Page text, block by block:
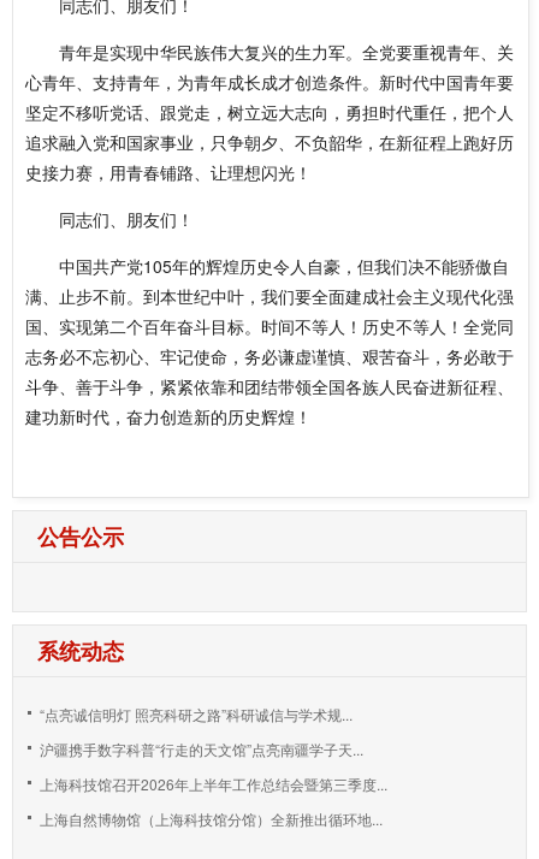
同志们、朋友们！
青年是实现中华民族伟大复兴的生力军。全党要重视青年、关
心青年、支持青年，为青年成长成才创造条件。新时代中国青年要
坚定不移听党话、跟党走，树立远大志向，勇担时代重任，把个人
追求融入党和国家事业，只争朝夕、不负韶华，在新征程上跑好历
史接力赛，用青春铺路、让理想闪光！
同志们、朋友们！
中国共产党105年的辉煌历史令人自豪，但我们决不能骄傲自
满、止步不前。到本世纪中叶，我们要全面建成社会主义现代化强
国、实现第二个百年奋斗目标。时间不等人！历史不等人！全党同
志务必不忘初心、牢记使命，务必谦虚谨慎、艰苦奋斗，务必敢于
斗争、善于斗争，紧紧依靠和团结带领全国各族人民奋进新征程、
建功新时代，奋力创造新的历史辉煌！
公告公示
系统动态
“点亮诚信明灯 照亮科研之路”科研诚信与学术规...
沪疆携手数字科普“行走的天文馆”点亮南疆学子天...
上海科技馆召开2026年上半年工作总结会暨第三季度...
上海自然博物馆（上海科技馆分馆）全新推出循环地...